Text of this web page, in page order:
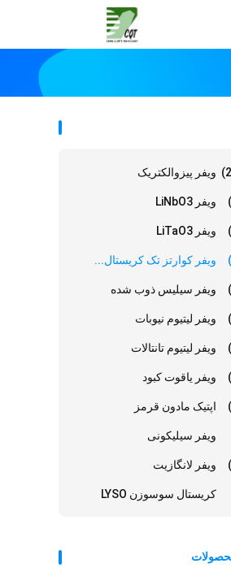
ویفر پیزوالکتریک
ویفر LiNbO3
ویفر LiTaO3
ویفر کوارتز تک کریستال...
ویفر سیلیس ذوب شده
ویفر لیتیوم نیوبات
ویفر لیتیوم تانتالات
ویفر یاقوت کبود
اپتیک مادون قرمز
ویفر سیلیکونی
ویفر لانگازیت
کریستال سوسوزن LYSO